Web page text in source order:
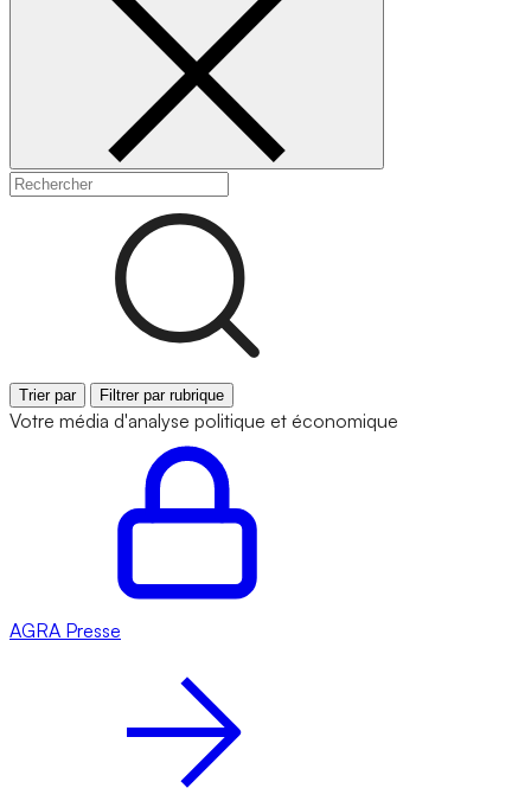
Trier par Filtrer par rubrique
Votre média d'analyse politique et économique
AGRA Presse